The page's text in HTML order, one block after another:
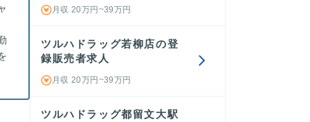
月収 20万円~39万円
ツルハドラッグ若柳店の登
録販売者求人
月収 20万円~39万円
ツルハドラッグ都留文大駅